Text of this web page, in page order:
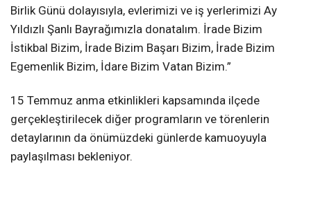
Birlik Günü dolayısıyla, evlerimizi ve iş yerlerimizi Ay
Yıldızlı Şanlı Bayrağımızla donatalım. İrade Bizim
İstikbal Bizim, İrade Bizim Başarı Bizim, İrade Bizim
Egemenlik Bizim, İdare Bizim Vatan Bizim.”
15 Temmuz anma etkinlikleri kapsamında ilçede
gerçekleştirilecek diğer programların ve törenlerin
detaylarının da önümüzdeki günlerde kamuoyuyla
paylaşılması bekleniyor.